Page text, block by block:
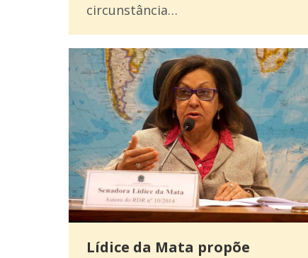
circunstância…
Lídice da Mata propõe